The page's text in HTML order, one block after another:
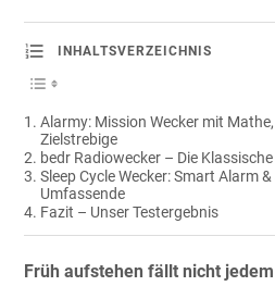
INHALTSVERZEICHNIS
Alarmy: Mission Wecker mit
Zielstrebige
bedr Radiowecker – Die Klassische
Sleep Cycle Wecker: Smart Alarm
Umfassende
Fazit – Unser Testergebnis
Früh aufstehen fällt nicht